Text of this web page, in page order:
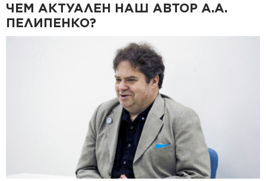
ЧЕМ АКТУАЛЕН НАШ АВТОР А.А.
ПЕЛИПЕНКО?